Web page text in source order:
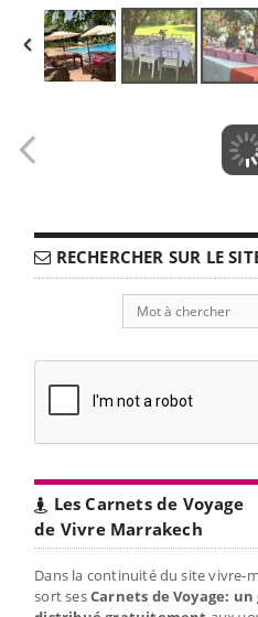
RECHERCHER SUR LE
Les Carnets de Voyage
de Vivre Marrakech
Dans la continuité du site vivre-
sort sesCarnets de Voyage: